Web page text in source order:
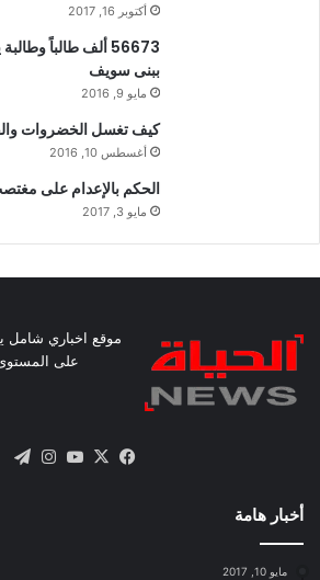
أكتوبر 16, 2017
56673 ألف طالباً
ببنى سويف
مايو 9, 2016
كيف تغسل الخضروات
أغسطس 10, 2016
الحكم بالإعدام على
مايو 3, 2017
موقع اخباري شامل
على
فيسبوك
X يوتيوب
أخبار هامة
مايو 10, 2017